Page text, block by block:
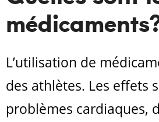
L’utilisation de
des athlètes. Les effets
problèmes cardiaques,